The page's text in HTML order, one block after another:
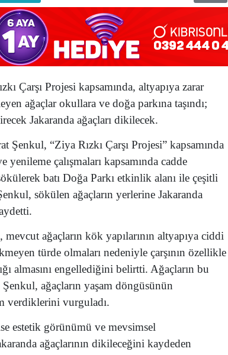
Çarşı Projesi kapsamında, altyapıya zarar
ağaçlar okullara ve doğa parkına taşındı;
Jakaranda ağaçları dikilecek.
Şenkul, “Ziya Rızkı Çarşı Projesi” kapsamında
çalışmaları kapsamında cadde
batı Doğa Parkı etkinlik alanı ile çeşitli
sökülen ağaçların yerlerine Jakaranda
mevcut ağaçların kök yapılarının altyapıya ciddi
türde olmaları nedeniyle çarşının özellikle
almasını engellediğini belirtti. Ağaçların bu
Şenkul, ağaçların yaşam döngüsünün
verdiklerini vurguladı.
estetik görünümü ve mevsimsel
ağaçlarının dikileceğini kaydeden